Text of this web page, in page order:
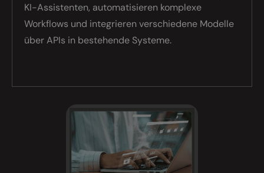
KI-Assistenten, automatisieren komplexe
Workflows und integrieren verschiedene Modelle
über APIs in bestehende Systeme.